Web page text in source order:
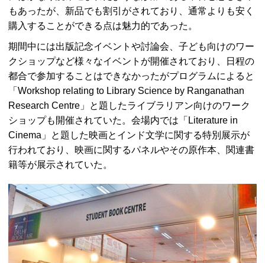
もあったが、新品でも割引がされており、通常よりも安く
購入することができる点は魅力的であった。
期間中には出版記念イベントや討論会、子ども向けのワー
クショップなど様々なイベントが開催されており、日程の
都合で参加することはできなかったがプログラムによると
「 Workshop relating to Library Science by Ranganathan
Research Centre 」と題したライブラリアン向けのワーク
ショップも開催されていた。会場内では「 Literature in
Cinema 」と題した映画とインド文学に関する特別展示が
行われており、映画に関するパネルやその原作本、関連書
籍等が展示されていた。